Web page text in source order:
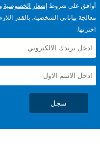
شروطإشعار الخصوصيةوأوافق
الشخصية، بالقدر اللازم،